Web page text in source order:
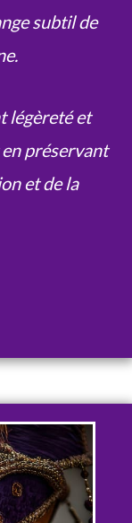
subtil de
légèreté et
préservant
et de la